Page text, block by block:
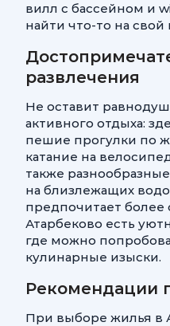
вилл с бассейном и
найти что-то на
развлечения
Не оставит
активного отдыха:
пешие прогулки по
катание на
также
на близлежащих
предпочитает
Атарбеково есть
где можно
кулинарные изыски.
Рекомендации
При выборе жилья в